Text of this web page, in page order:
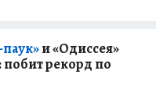
и «Одиссея»
побит рекорд по